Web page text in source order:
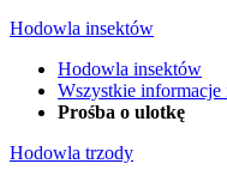
Hodowla insektów
Hodowla insektów
Wszystkie
Prośba o ulotkę
Hodowla trzody